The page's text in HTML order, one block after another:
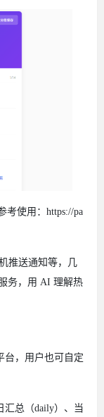
考使用：https://pa
推送通知等，几
务，用 AI 理解热
台，用户也可自定
总（daily）、当